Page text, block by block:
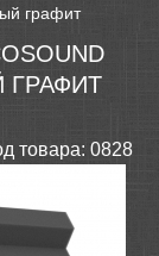
графит
ГРАФИТ
товара: 0828